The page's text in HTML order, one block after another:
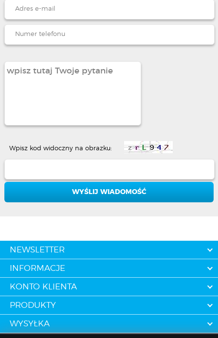
Wpisz kod widoczny na obrazku:
NEWSLETTER
INFORMACJE
KONTO KLIENTA
PRODUKTY
WYSYŁKA